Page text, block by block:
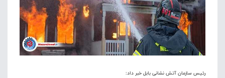
رئیس سازمان آتش نشانی بابل خبر داد: